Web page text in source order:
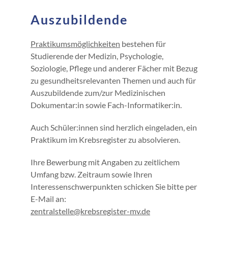
Auszubildende
Praktikumsmöglichkeiten bestehen für
Studierende der Medizin, Psychologie,
Soziologie, Pflege und anderer Fächer mit Bezug
zu gesundheitsrelevanten Themen und auch für
Auszubildende zum/zur Medizinischen
Dokumentar:in sowie Fach-Informatiker:in.
Auch Schüler:innen sind herzlich eingeladen, ein
Praktikum im Krebsregister zu absolvieren.
Ihre Bewerbung mit Angaben zu zeitlichem
Umfang bzw. Zeitraum sowie Ihren
Interessenschwerpunkten schicken Sie bitte per
E-Mail an:
zentralstelle@krebsregister-mv.de